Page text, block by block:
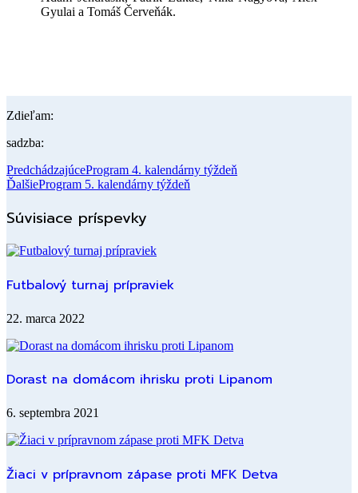
Gyulai a Tomáš Červeňák.
Zdieľam:
sadzba:
PredchádzajúceProgram 4. kalendárny týždeň
ĎalšieProgram 5. kalendárny týždeň
Súvisiace príspevky
Futbalový turnaj prípraviek
22. marca 2022
Dorast na domácom ihrisku proti Lipanom
6. septembra 2021
Žiaci v prípravnom zápase proti MFK Detva